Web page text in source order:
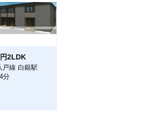
2LDK
戸線 白銀駅
分